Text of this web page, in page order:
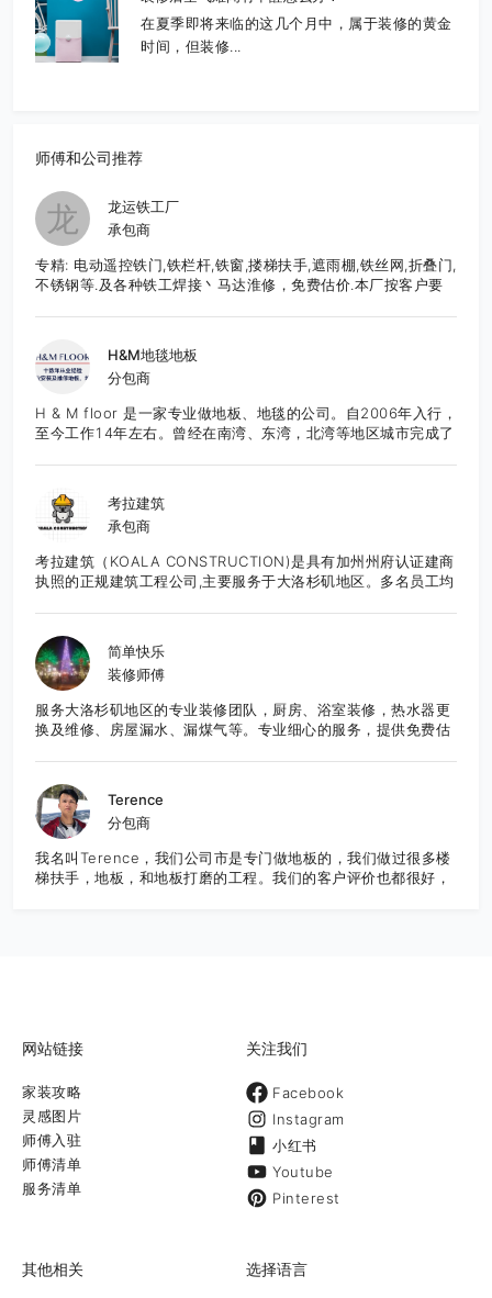
在夏季即将来临的这几个月中，属于装修的黄金
时间，但装修...
师傅和公司推荐
龙
龙运铁工厂
承包商
专精: 电动遥控铁门,铁栏杆,铁窗,搂梯扶手,遮雨棚,铁丝网,折叠门,
不锈钢等.及各种铁工焊接丶马达淮修，免费估价.本厂按客户要
H&M地毯地板
分包商
H & M floor 是一家专业做地板、地毯的公司。自2006年入行，
至今工作14年左右。曾经在南湾、东湾，北湾等地区城市完成了
务于湾区的城市。 先提供免费报价咨询服务。
考拉建筑
承包商
考拉建筑（KOALA CONSTRUCTION)是具有加州州府认证建商
执照的正规建筑工程公司,主要服务于大洛杉矶地区。多名员工均
们秉持的原则。 我们的服务专精客户居家装修装潢设计施工,大
小工程新建/ADU 全面施工工程/室内改建工程设计和翻修工程。
并提供总体的全面性一年保固免费维修。 同时如果你有兴趣想报
考学习建商，绘图，房地产销售执照，我们有资深授课老师开设
课堂，欢迎咨询！考拉建筑——认真对待每一个家。联络人：
Matt Liu联络电话： 626-202-8897(近期工程忙碌中，如果因
为区域收讯不良请发讯息或扫描下方二维码微信留言谘询，我们
koalaconstructionca@yahoo.com
简单快乐
装修师傅
服务大洛杉矶地区的专业装修团队，厨房、浴室装修，热水器更
换及维修、房屋漏水、漏煤气等。专业细心的服务，提供免费估
Terence
分包商
我名叫Terence，我们公司市是专门做地板的，我们做过很多楼
梯扶手，地板，和地板打磨的工程。我们的客户评价也都很好，
网站链接
家装攻略
灵感图片
师傅入驻
师傅清单
服务清单
关注我们
Facebook
Instagram
小红书
Youtube
Pinterest
其他相关 选择语言